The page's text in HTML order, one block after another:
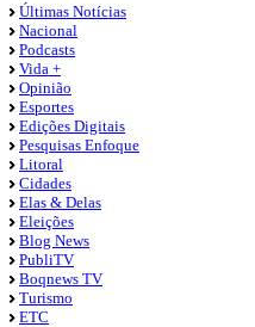
Últimas Notícias
Nacional
Podcasts
Vida +
Opinião
Esportes
Edições Digitais
Pesquisas Enfoque
Litoral
Cidades
Elas & Delas
Eleições
Blog News
PubliTV
Boqnews TV
Turismo
ETC